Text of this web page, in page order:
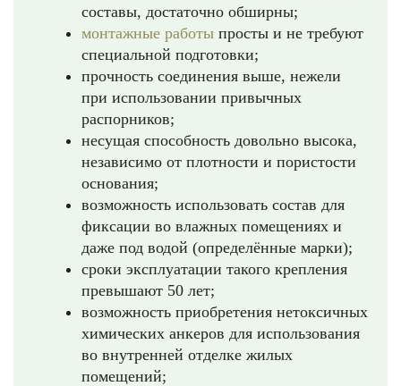
составы, достаточно обширны;
монтажные работы просты и не требуют
специальной подготовки;
прочность соединения выше, нежели
при использовании привычных
распорников;
несущая способность довольно высока,
независимо от плотности и пористости
основания;
возможность использовать состав для
фиксации во влажных помещениях и
даже под водой (определённые марки);
сроки эксплуатации такого крепления
превышают 50 лет;
возможность приобретения нетоксичных
химических анкеров для использования
во внутренней отделке жилых
помещений;